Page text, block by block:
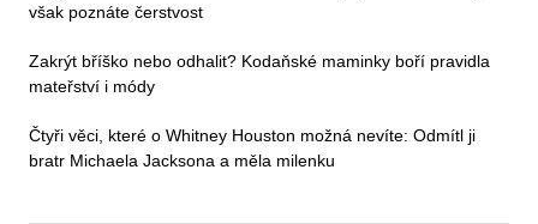
však poznáte čerstvost
Zakrýt bříško nebo odhalit? Kodaňské maminky boří pravidla
mateřství i módy
Čtyři věci, které o Whitney Houston možná nevíte: Odmítl ji
bratr Michaela Jacksona a měla milenku